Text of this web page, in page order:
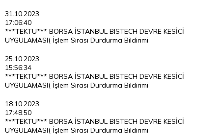
31.10.2023
17:06:40
***TEKTU*** BORSA İSTANBUL BISTECH DEVRE KESİCİ
UYGULAMASI( İşlem Sırası Durdurma Bildirimi
25.10.2023
15:56:34
***TEKTU*** BORSA İSTANBUL BISTECH DEVRE KESİCİ
UYGULAMASI( İşlem Sırası Durdurma Bildirimi
18.10.2023
17:48:50
***TEKTU*** BORSA İSTANBUL BISTECH DEVRE KESİCİ
UYGULAMASI( İşlem Sırası Durdurma Bildirimi